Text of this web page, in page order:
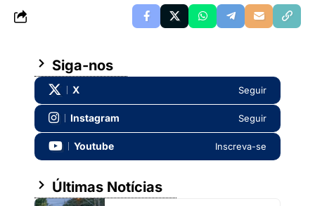
Siga-nos
X Seguir
Instagram Seguir
Youtube Inscreva-se
Últimas Notícias